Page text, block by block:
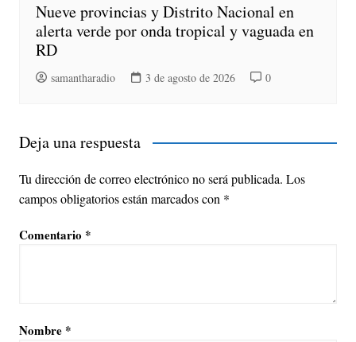
Nueve provincias y Distrito Nacional en
alerta verde por onda tropical y vaguada en
RD
samantharadio 3 de agosto de 2026 0
Deja una respuesta
Tu dirección de correo electrónico no será publicada. Los
campos obligatorios están marcados con *
Comentario *
Nombre *